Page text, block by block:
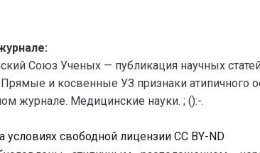
Союз Ученых — публикация научных
и косвенные УЗ признаки атипичного
журнале. Медицинские науки. ; ():-.
условиях свободной лицензии CC BY-ND